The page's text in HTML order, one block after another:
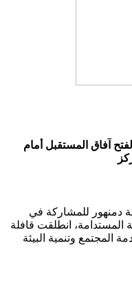
آفاق المستقبل أمام
دمنهور للمشاركة في
المستدامة، انطلقت قافلة
المجتمع وتنمية البيئة